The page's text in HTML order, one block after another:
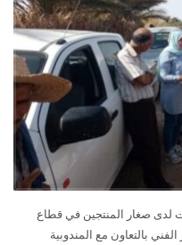
لدى صغار المنتجين في قطاع
بالتعاون مع المندوبية